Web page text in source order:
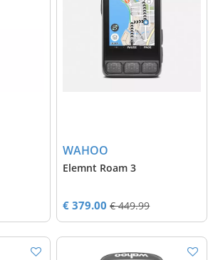
WAHOO
Elemnt Roam 3
€ 379.00 € 449.99